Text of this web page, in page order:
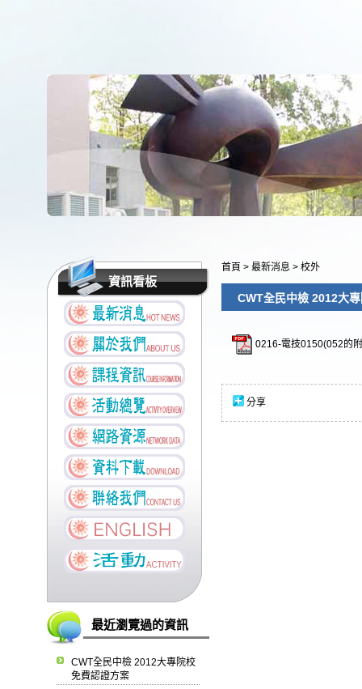
資訊看板
最近瀏覽過的資訊
CWT全民中檢 2012大專院校
免費認證方案
首頁 > 最新消息 > 校外
CWT全民中檢 2012大
0216-電技0150(052的
分享